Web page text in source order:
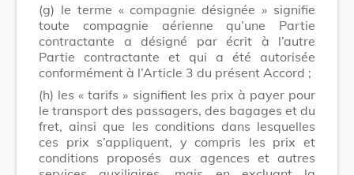
(g) le terme « compagnie désignée » signifie
toute compagnie aérienne qu’une Partie
contractante a désigné par écrit à l’autre
Partie contractante et qui a été autorisée
conformément à l’Article 3 du présent Accord ;
(h) les « tarifs » signifient les prix à payer pour
le transport des passagers, des bagages et du
fret, ainsi que les conditions dans lesquelles
ces prix s’appliquent, y compris les prix et
conditions proposés aux agences et autres